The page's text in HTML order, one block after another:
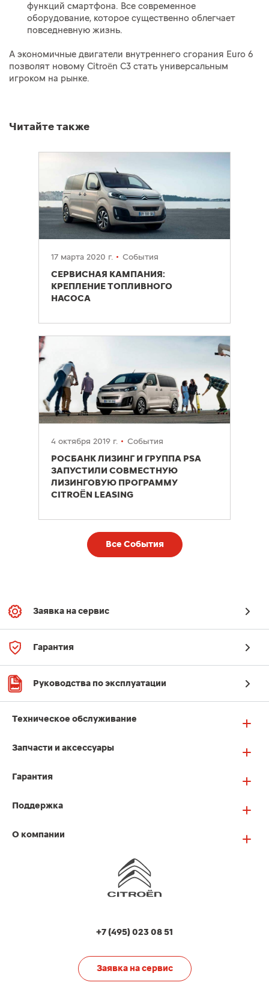
функций смартфона. Все современное
оборудование, которое существенно облегчает
повседневную жизнь.
А экономичные двигатели внутреннего сгорания Euro 6
позволят новому Citroën C3 стать универсальным
игроком на рынке.
Читайте также
17 марта 2020 г. События
СЕРВИСНАЯ КАМПАНИЯ:
КРЕПЛЕНИЕ ТОПЛИВНОГО
НАСОСА
4 октября 2019 г. События
РОСБАНК ЛИЗИНГ И ГРУППА PSA
ЗАПУСТИЛИ СОВМЕСТНУЮ
ЛИЗИНГОВУЮ ПРОГРАММУ
CITROËN LEASING
Все События
Заявка на сервис
Гарантия
Руководства по эксплуатации
Техническое обслуживание
Запчасти и аксессуары
Гарантия
Поддержка
О компании
+7 (495) 023 08 51
Заявка на сервис